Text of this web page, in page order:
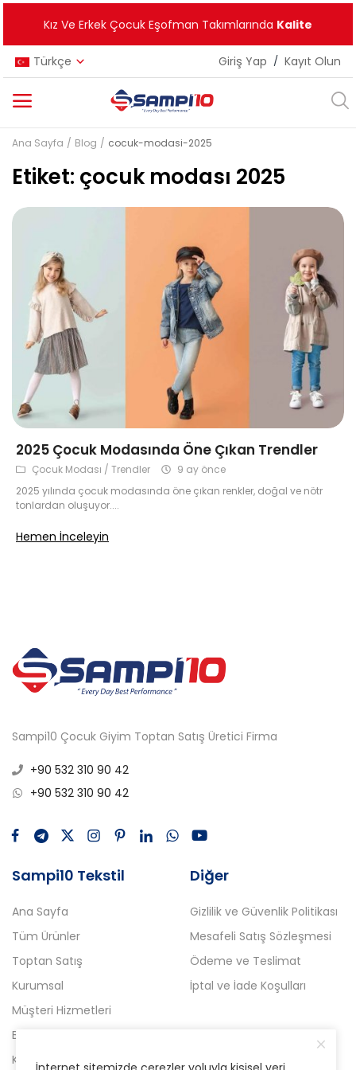
Kız Ve Erkek Çocuk Eşofman Takımlarında Kalite
Türkçe Giriş Yap / Kayıt Olun
Kategoriler
Ana Menü
Kız Çocuk
Erkek Çocuk
Unisex
Yeni Ürünler
Çok Satanlar
Tüm Ürünler
Ana Sayfa Blog cocuk-modasi-2025
Etiket: çocuk modası 2025
2025 Çocuk Modasında Öne Çıkan Trendler
Çocuk Modası / Trendler
9 ay önce
2025 yılında çocuk modasında öne çıkan renkler, doğal ve nötr
tonlardan oluşuyor....
Hemen İnceleyin
Sampi10 Çocuk Giyim Toptan Satış Üretici Firma
+90 532 310 90 42
+90 532 310 90 42
Sampi10 Tekstil
Ana Sayfa
Tüm Ürünler
Toptan Satış
Kurumsal
Müşteri Hizmetleri
Blog
Kampanyalı Ürünler
Diğer
Gizlilik ve Güvenlik Politikası
Mesafeli Satış Sözleşmesi
Ödeme ve Teslimat
İptal ve İade Koşulları